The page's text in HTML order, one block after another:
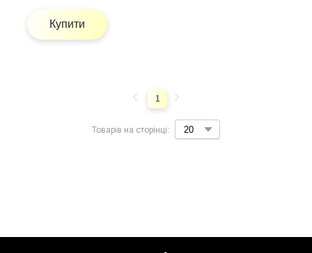
Купити
Товарів на сторінці:
1